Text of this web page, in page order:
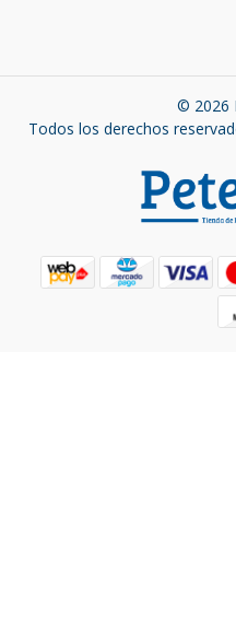
© 2026
Todos los derechos